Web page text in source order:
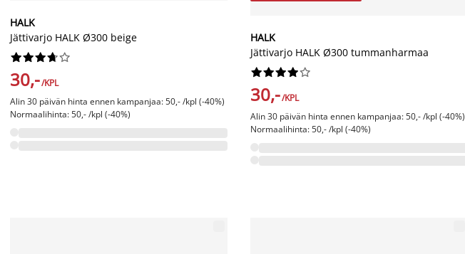
HALK
Jättivarjo HALK Ø300 beige






30,-/KPL
Alin 30 päivän hinta ennen kampanjaa: 50,- /kpl (-40%)
Normaalihinta: 50,- /kpl (-40%)
HALK
Jättivarjo HALK Ø300 tummanharmaa






30,-/KPL
Alin 30 päivän hinta ennen kampanjaa: 50,- /kpl (-40%)
Normaalihinta: 50,- /kpl (-40%)